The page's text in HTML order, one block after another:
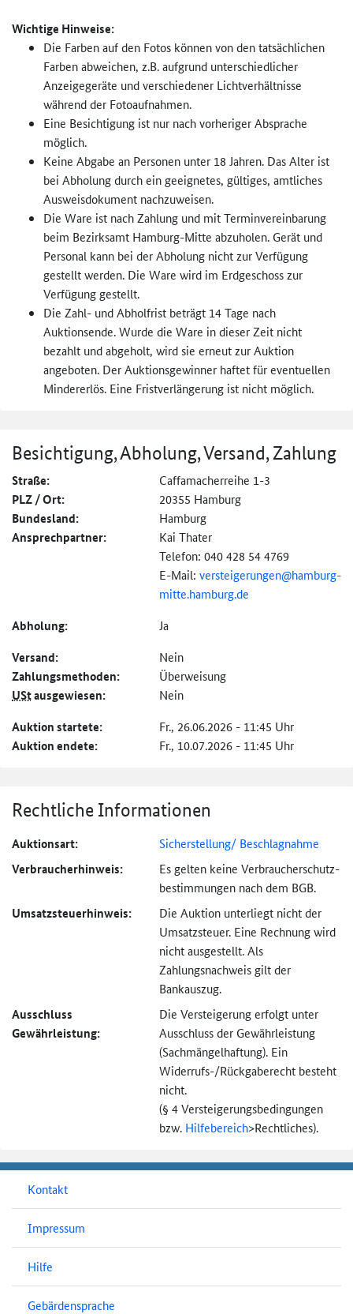
Wichtige Hinweise:
Die Farben auf den Fotos können von den tatsächlichen
Farben abweichen, z.B. aufgrund unterschiedlicher
Anzeigegeräte und verschiedener Lichtverhältnisse
während der Fotoaufnahmen.
Eine Besichtigung ist nur nach vorheriger Absprache
möglich.
Keine Abgabe an Personen unter 18 Jahren. Das Alter ist
bei Abholung durch ein geeignetes, gültiges, amtliches
Ausweisdokument nachzuweisen.
Die Ware ist nach Zahlung und mit Terminvereinbarung
beim Bezirksamt Hamburg-Mitte abzuholen. Gerät und
Personal kann bei der Abholung nicht zur Verfügung
gestellt werden. Die Ware wird im Erdgeschoss zur
Verfügung gestellt.
Die Zahl- und Abholfrist beträgt 14 Tage nach
Auktionsende. Wurde die Ware in dieser Zeit nicht
bezahlt und abgeholt, wird sie erneut zur Auktion
angeboten. Der Auktionsgewinner haftet für eventuellen
Mindererlös. Eine Fristverlängerung ist nicht möglich.
Besichtigung, Abholung, Versand, Zahlung
Straße: Caffamacherreihe 1-3
PLZ / Ort: 20355 Hamburg
Bundesland: Hamburg
Ansprechpartner:
Kai Thater
Telefon: 040 428 54 4769
E-Mail: versteigerungen@hamburg-
mitte.hamburg.de
Abholung: Ja
Versand: Nein
Zahlungs­methoden: Überweisung
UStausgewiesen: Nein
Auktion startete: Fr., 26.06.2026 - 11:45 Uhr
Auktion endete: Fr., 10.07.2026 - 11:45 Uhr
Rechtliche Informationen
Auktionsart: Sicherstellung/ Beschlagnahme
Verbraucher­hinweis:
Es gelten keine Verbraucher­schutz­
bestimmungen nach dem BGB.
Umsatzsteuer­hinweis:
Die Auktion unterliegt nicht der
Umsatzsteuer. Eine Rechnung wird
nicht ausgestellt. Als
Zahlungsnachweis gilt der
Bankauszug.
Ausschluss
Gewährleistung:
Die Versteigerung erfolgt unter
Ausschluss der Gewährleistung
(Sachmängel­haftung). Ein
Widerrufs-/Rückgaberecht besteht
nicht.
(§ 4 Versteigerungs­bedingungen
bzw. Hilfebereich>Rechtliches).
Kontakt
Impressum
Hilfe
Gebärdensprache